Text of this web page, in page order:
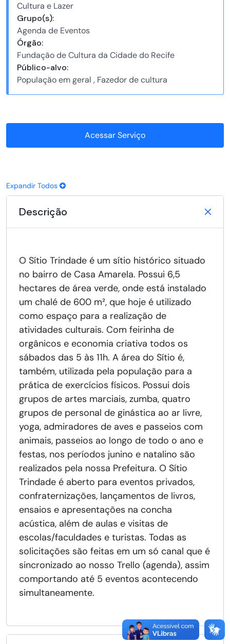
Cultura e Lazer
Grupo(s):
Agenda de Eventos
Órgão:
Fundação de Cultura da Cidade do Recife
Público-alvo:
População em geral , Fazedor de cultura
Acessar Serviço
Expandir Todos
Descrição
O Sítio Trindade é um sítio histórico situado
no bairro de Casa Amarela. Possui 6,5
hectares de área verde, onde está instalado
um chalé de 600 m², que hoje é utilizado
como espaço para a realização de
atividades culturais. Com feirinha de
orgânicos e economia criativa todos os
sábados das 5 às 11h. A área do Sítio é,
também, utilizada pela população para a
prática de exercícios físicos. Possui dois
grupos de artes marciais, zumba, quatro
grupos de personal de ginástica ao ar livre,
yoga, admiradores de aves e passeios com
animais, passeios ao longo de todo o ano e
festas, nos períodos junino e natalino são
realizados pela nossa Prefeitura. O Sítio
Trindade é aberto para eventos privados,
confraternizações, lançamentos de livros,
ensaios e apresentações na concha
acústica, além de aulas e visitas de
escolas/faculdades e turistas. Todas as
solicitações são feitas em um só canal que é
sincronizado ao nosso Trello (agenda), assim
comportando até 5 eventos acontecendo
simultaneamente.